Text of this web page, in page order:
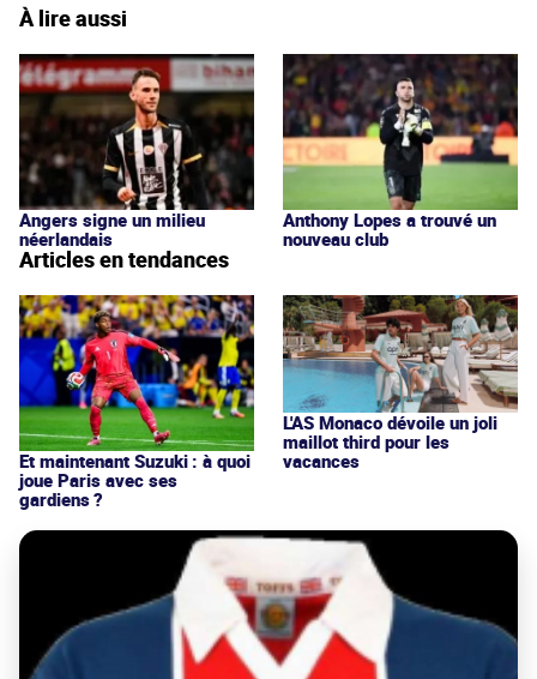
À lire aussi
Angers signe un milieu
néerlandais
Anthony Lopes a trouvé un
nouveau club
Articles en tendances
Et maintenant Suzuki : à quoi
joue Paris avec ses
gardiens ?
L'AS Monaco dévoile un joli
maillot third pour les
vacances